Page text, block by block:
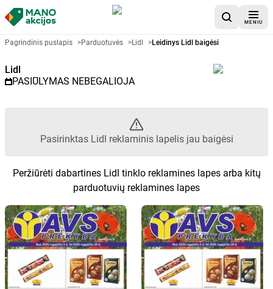
MENIU
Akcijų lapelis Lidl - Pasirinktas
Pagrindinis puslapis >Parduotuvės >Lidl >Leidinys Lidl baigėsi
Lidl
PASIŪLYMAS NEBEGALIOJA
Pasirinktas Lidl reklaminis lapelis jau baigėsi
Peržiūrėti dabartines Lidl tinklo reklamines lapes arba kitų
parduotuvių reklamines lapes